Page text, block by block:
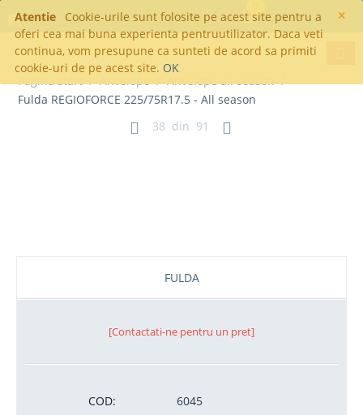
×
Atentie
Cookie-urile sunt folosite pe acest site pentru a
oferi cea mai buna experienta pentruutilizator. Daca veti
continua, vom presupune ca sunteti de acord sa primiti
cookie-uri de pe acest site. OK
Fulda REGIOFORCE 225/75R17.5 - All season
38 din 91
FULDA
[Contactati-ne pentru un pret]
COD:
6045